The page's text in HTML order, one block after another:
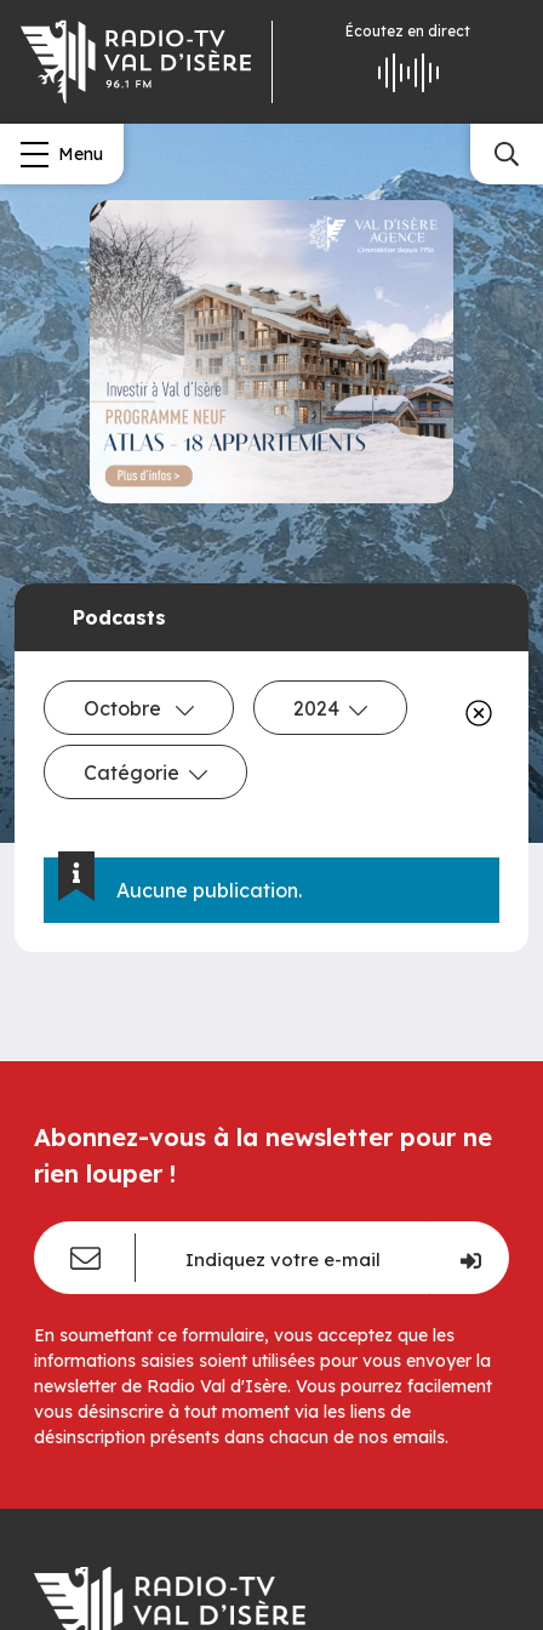
Écoutez en direct
Menu
Podcasts
Octobre 2024
Catégorie
Aucune publication.
Abonnez-vous à la newsletter pour ne
rien louper !
En soumettant ce formulaire, vous acceptez que les
informations saisies soient utilisées pour vous envoyer la
newsletter de Radio Val d'Isère. Vous pourrez facilement
vous désinscrire à tout moment via les liens de
désinscription présents dans chacun de nos emails.